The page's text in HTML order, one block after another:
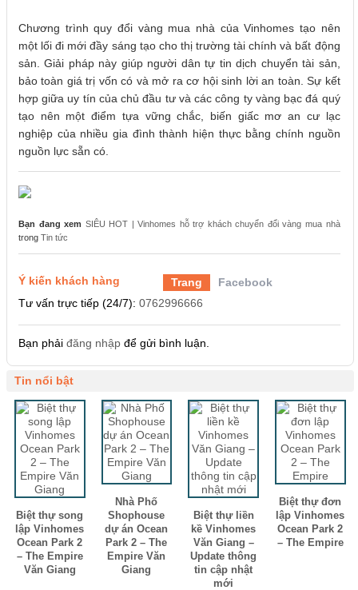
Chương trình quy đổi vàng mua nhà của Vinhomes tạo nên
một lối đi mới đầy sáng tạo cho thị trường tài chính và bất động
sản. Giải pháp này giúp người dân tự tin dịch chuyển tài sản,
bảo toàn giá trị vốn có và mở ra cơ hội sinh lời an toàn. Sự kết
hợp giữa uy tín của chủ đầu tư và các công ty vàng bạc đá quý
tạo nên một điểm tựa vững chắc, biến giấc mơ an cư lạc
nghiệp của nhiều gia đình thành hiện thực bằng chính nguồn
nguồn lực sẵn có.
Bạn đang xem SIÊU HOT | Vinhomes hỗ trợ khách chuyển đổi vàng mua nhà
trong Tin tức
Ý kiến khách hàng Trang
Facebook
Tư vấn trực tiếp (24/7): 0762996666
Bạn phải đăng nhập để gửi bình luận.
Tin nổi bật
Biệt thự song
lập Vinhomes
Ocean Park 2
– The Empire
Văn Giang
Nhà Phố
Shophouse
dự án Ocean
Park 2 – The
Empire Văn
Giang
Biệt thự liền
kề Vinhomes
Văn Giang –
Update thông
tin cập nhật
mới
Biệt thự đơn
lập Vinhomes
Ocean Park 2
– The Empire